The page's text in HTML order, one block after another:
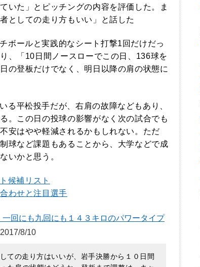
いた」とピッチングの内容を評価した。ま
としての走り方もいい」と話した
ボールと実践的なシート打撃1回だけだっ
、「10日間ノースローでこの日、136球を
の登板だけでなく、明日以降の肩の状態に
る平松投手だが、右肩の故障などもあり、
。この日の投球の影響がなく次の試合でも
安はやや軽減されるかもしれない。ただ
球など課題もあることから、大学などで成
いかと思う。
候補リスト
わせと注目選手
回にも九回にも１４３キロのパワータイプ
8/10
ての走り方はいいが、岩手決勝から１０日間